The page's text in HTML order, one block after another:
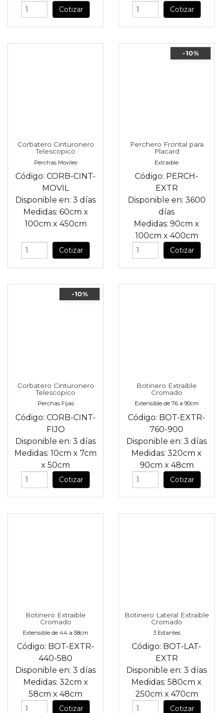
Cotizar Cotizar
Corbatero Cinturonero
Telescopico
Perchas Moviles
Código: CORB-CINT-
MOVIL
Disponible en: 3 días
Medidas: 60cm x
100cm x 450cm
Cotizar
-10%
Perchero Frontal para
Placard
Extraible
Código: PERCH-
EXTR
Disponible en: 3600
días
Medidas: 90cm x
100cm x 400cm
Cotizar
-10%
Corbatero Cinturonero
Telescopico
Perchas Fijas
Código: CORB-CINT-
FIJO
Disponible en: 3 días
Medidas: 10cm x 7cm
x 50cm
Cotizar
Botinero Extraible
Cromado
Extensible de 76 a 90cm
Código: BOT-EXTR-
760-900
Disponible en: 3 días
Medidas: 320cm x
90cm x 48cm
Cotizar
Botinero Extraible
Cromado
Extensible de 44 a 58cm
Código: BOT-EXTR-
440-580
Disponible en: 3 días
Medidas: 32cm x
58cm x 48cm
Cotizar
Botinero Lateral Extraible
Cromado
3 Estantes
Código: BOT-LAT-
EXTR
Disponible en: 3 días
Medidas: 580cm x
250cm x 470cm
Cotizar